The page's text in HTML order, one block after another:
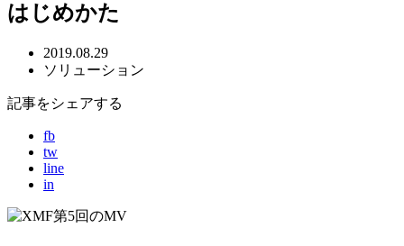
はじめかた
2019.08.29
ソリューション
記事をシェアする
fb
tw
line
in